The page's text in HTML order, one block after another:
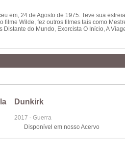
em, 24 de Agosto de 1975. Teve sua
filme Wilde, fez outros filmes tais como
Distante do Mundo, Exorcista O Início, A
Dunkirk
2017 - Guerra
Disponível em nosso Acervo